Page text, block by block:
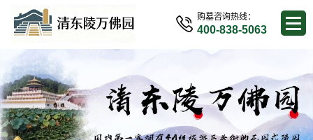
购墓咨询热线：
400-838-5063